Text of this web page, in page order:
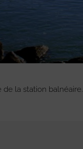
la station balnéaire.